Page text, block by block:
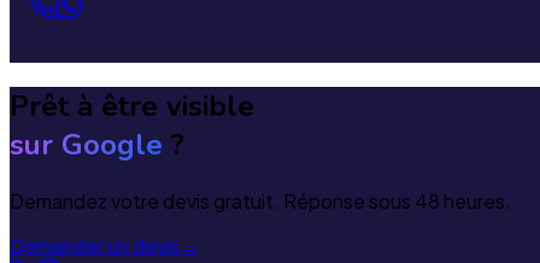
Prêt à être visible
sur Google ?
Demandez votre devis gratuit. Réponse sous 48 heures.
Demander un devis→